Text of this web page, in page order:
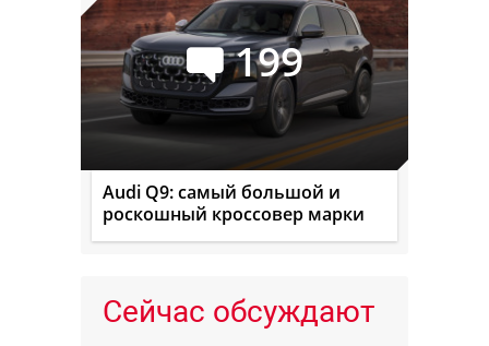
199
Audi Q9: самый большой и
роскошный кроссовер марки
Сейчас обсуждают